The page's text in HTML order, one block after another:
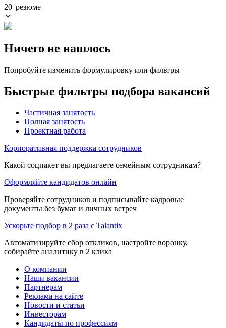
20 резюме
Ничего не нашлось
Попробуйте изменить формулировку или фильтры
Быстрые фильтры подбора вакансий
Частичная занятость
Полная занятость
Проектная работа
Корпоративная поддержка сотрудников
Какой соцпакет вы предлагаете семейным сотрудникам?
Оформляйте кандидатов онлайн
Проверяйте сотрудников и подписывайте кадровые
документы без бумаг и личных встреч
Ускорьте подбор в 2 раза с Talantix
Автоматизируйте сбор откликов, настройте воронку,
собирайте аналитику в 2 клика
О компании
Наши вакансии
Партнерам
Реклама на сайте
Новости и статьи
Инвесторам
Кандидаты по профессиям